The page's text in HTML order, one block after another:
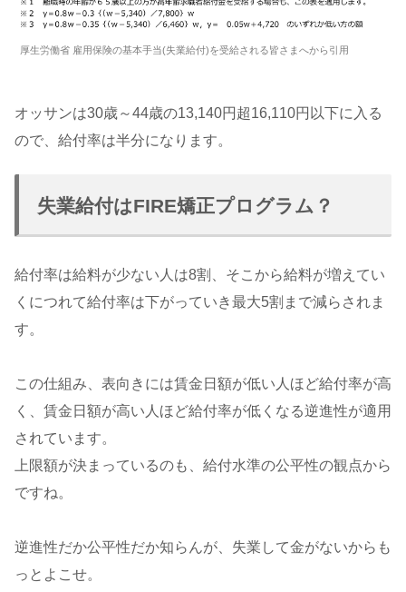
厚生労働省 雇用保険の基本手当(失業給付)を受給される皆さまへから引用
オッサンは30歳～44歳の13,140円超16,110円以下に入る
ので、給付率は半分になります。
失業給付はFIRE矯正プログラム？
給付率は給料が少ない人は8割、そこから給料が増えてい
くにつれて給付率は下がっていき最大5割まで減らされま
す。
この仕組み、表向きには賃金日額が低い人ほど給付率が高
く、賃金日額が高い人ほど給付率が低くなる逆進性が適用
されています。
上限額が決まっているのも、給付水準の公平性の観点から
ですね。
逆進性だか公平性だか知らんが、失業して金がないからも
っとよこせ。